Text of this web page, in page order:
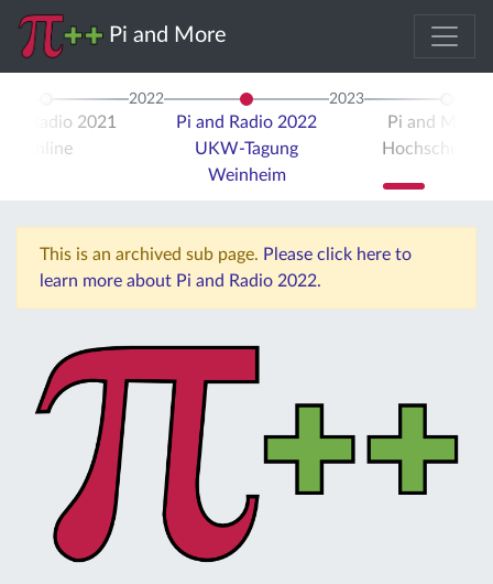
Pi and More
Radio 2021
Online
2022
Pi and Radio 2022
UKW-Tagung
Weinheim
2023
Pi and More
Hochschule
This is an archived sub page. Please click here to
learn more about Pi and Radio 2022.